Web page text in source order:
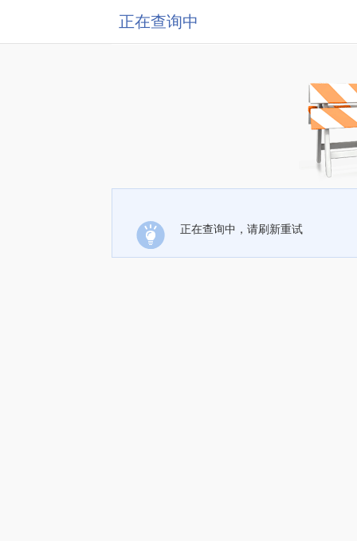
正在查询中
正在查询中，请刷新重试